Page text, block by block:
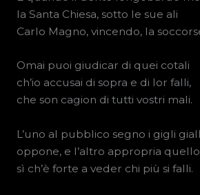
la Santa Chiesa, sotto le sue ali
Carlo Magno, vincendo, la
Omai puoi giudicar di quei cotali
ch’io accusai di sopra e di lor falli,
che son cagion di tutti vostri mali.
L’uno al pubblico segno i gigli
oppone, e l’altro appropria
sì ch’è forte a veder chi più si falli.